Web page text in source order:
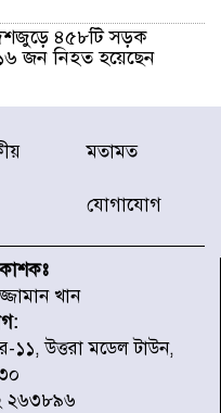
৪৫৮টি সড়ক
জন নিহত হয়েছেন
শিশুকে পরিবারের কাছে
ভাসছেন খিলক্ষেত
আঞ্চলিক পাসপোর্ট
দালাল চক্রের ১৩ জন
মেয়াদে সাজা প্রদান
১
মতামত
যোগাযোগ
খান
১১, উত্তরা মডেল টাউন,
২৬৩৮৯৬